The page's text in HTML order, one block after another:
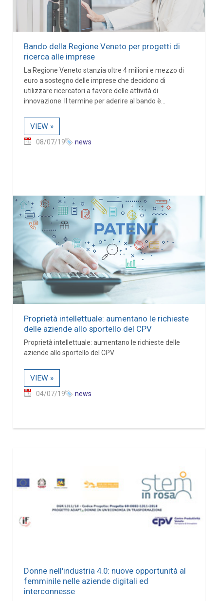
Bando della Regione Veneto per progetti di
ricerca alle imprese
La Regione Veneto stanzia oltre 4 milioni e mezzo di
euro a sostegno delle imprese che decidono di
utilizzare ricercatori a favore delle attività di
innovazione. Il termine per aderire al bando è...
VIEW »
08/07/19 news
Proprietà intellettuale: aumentano le richieste
delle aziende allo sportello del CPV
Proprietà intellettuale: aumentano le richieste delle
aziende allo sportello del CPV
VIEW »
04/07/19 news
Donne nell'industria 4.0: nuove opportunità al
femminile nelle aziende digitali ed
interconnesse